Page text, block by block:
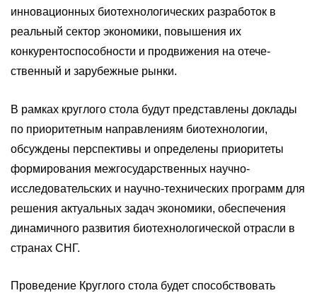
инновационных биотехнологических разработок в
реальный сектор экономики, повышения их
конкурентоспособности и продвижения на отече-
ственный и зарубежные рынки.
В рамках круглого стола будут представлены доклады
по приоритетным направлениям биотехнологии,
обсуждены перспективы и определены приоритеты
формирования межгосударственных научно-
исследовательских и научно-технических программ для
решения актуальных задач экономики, обеспечения
динамичного развития биотехнологической отрасли в
странах СНГ.
Проведение Круглого стола будет способствовать